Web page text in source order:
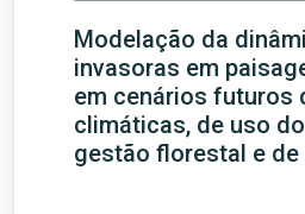
Modelação da
invasoras em
em cenários futuros
climáticas, de uso
gestão florestal e